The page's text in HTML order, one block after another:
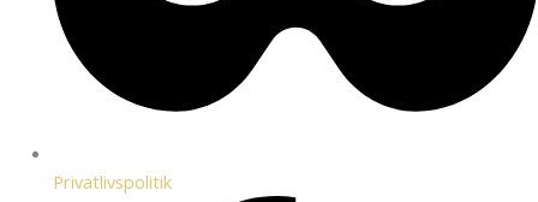
Privatlivspolitik